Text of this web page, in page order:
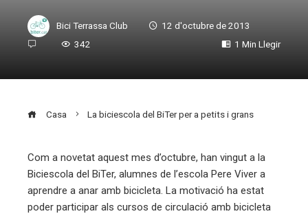
Bici Terrassa Club
12 d'octubre de 2013
342
1 Min Llegir
Casa La biciescola del BiTer per a petits i grans
Com a novetat aquest mes d’octubre, han vingut a la
Biciescola del BiTer, alumnes de l’escola Pere Viver a
aprendre a anar amb bicicleta. La motivació ha estat
poder participar als cursos de circulació amb bicicleta